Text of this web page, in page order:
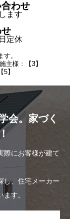
わせ
ます
定休
。
主様：【3】
】
会。家づく
際にお客様が建て
し、住宅メーカー
す。